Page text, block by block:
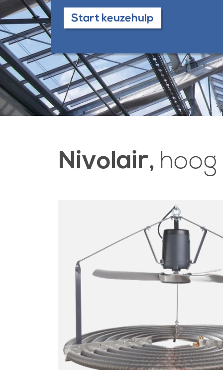
Start keuzehulp
Nivolair,